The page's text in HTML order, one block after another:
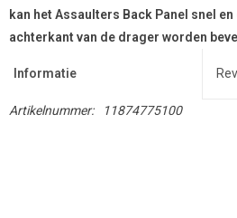
kan het Assaulters Back Panel snel
achterkant van de drager worden
Informatie
Artikelnummer: 11874775100